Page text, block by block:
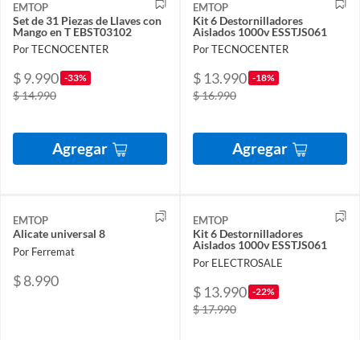
EMTOP
Set de 31 Piezas de Llaves con
Mango en T EBST03102
Por TECNOCENTER
$ 9.990 -33%
$ 14.990
Agregar
EMTOP
Kit 6 Destornilladores
Aislados 1000v ESSTJS061
Por TECNOCENTER
$ 13.990 -18%
$ 16.990
Agregar
EMTOP
Alicate universal 8
Por Ferremat
$ 8.990
EMTOP
Kit 6 Destornilladores
Aislados 1000v ESSTJS061
Por ELECTROSALE
$ 13.990 -22%
$ 17.990